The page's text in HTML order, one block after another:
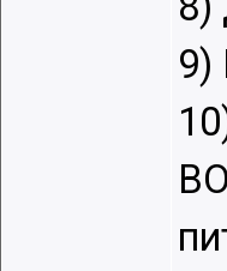
9)